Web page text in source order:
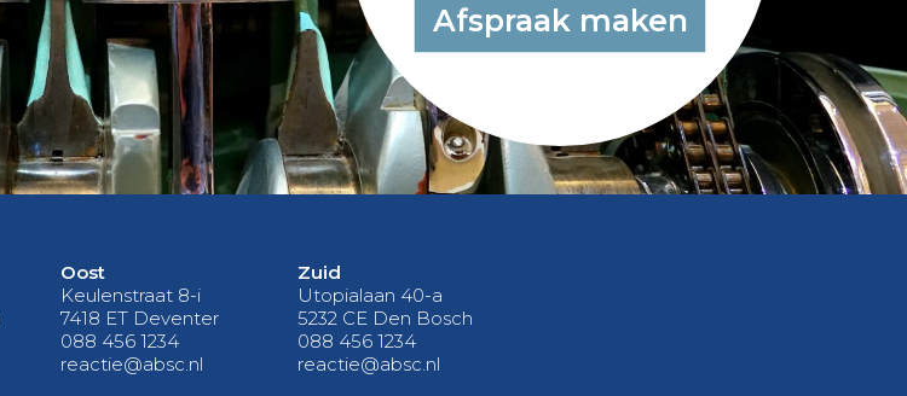
Afspraak maken
Oost
Keulenstraat 8-i
7418 ET Deventer
088 456 1234
reactie@absc.nl
Zuid
Utopialaan 40-a
5232 CE Den Bosch
088 456 1234
reactie@absc.nl